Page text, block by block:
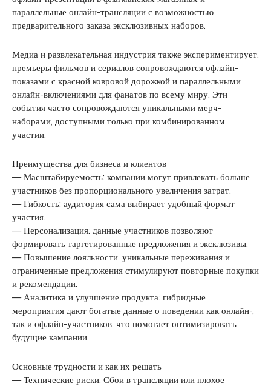
параллельные онлайн-трансляции с возможностью
предварительного заказа эксклюзивных наборов.
Медиа и развлекательная индустрия также экспериментирует:
премьеры фильмов и сериалов сопровождаются офлайн-
показами с красной ковровой дорожкой и параллельными
онлайн-включениями для фанатов по всему миру. Эти
события часто сопровождаются уникальными мерч-
наборами, доступными только при комбинированном
участии.
Преимущества для бизнеса и клиентов
— Масштабируемость: компании могут привлекать больше
участников без пропорционального увеличения затрат.
— Гибкость: аудитория сама выбирает удобный формат
участия.
— Персонализация: данные участников позволяют
формировать таргетированные предложения и эксклюзивы.
— Повышение лояльности: уникальные переживания и
ограниченные предложения стимулируют повторные покупки
и рекомендации.
— Аналитика и улучшение продукта: гибридные
мероприятия дают богатые данные о поведении как онлайн-,
так и офлайн-участников, что помогает оптимизировать
будущие кампании.
Основные трудности и как их решать
— Технические риски. Сбои в трансляции или плохое